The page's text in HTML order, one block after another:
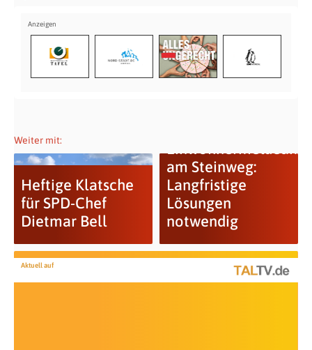
Weiter mit:
Heftige Klatsche
für SPD-Chef
Dietmar Bell
am Steinweg:
Langfristige
Lösungen
notwendig
Aktuell auf